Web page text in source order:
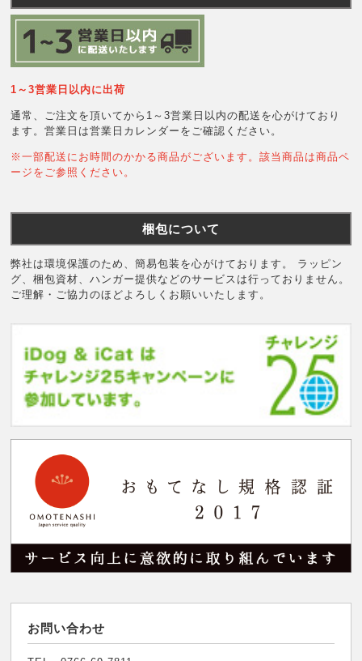
1～3営業日以内に出荷
通常、ご注文を頂いてから1～3営業日以内の配送を心がけており
ます。営業日は営業日カレンダーをご確認ください。
※一部配送にお時間のかかる商品がございます。該当商品は商品ペ
ージをご参照ください。
梱包について
弊社は環境保護のため、簡易包装を心がけております。 ラッピン
グ、梱包資材、ハンガー提供などのサービスは行っておりません。
ご理解・ご協力のほどよろしくお願いいたします。
お問い合わせ